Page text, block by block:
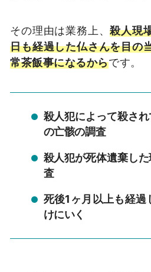
その理由は業務上、殺人現
日も経過した仏さんを目の
常茶飯事になるからです。
殺人犯によって殺さ
の亡骸の調査
殺人犯が死体遺棄し
査
死後1ヶ月以上も経過
けにいく